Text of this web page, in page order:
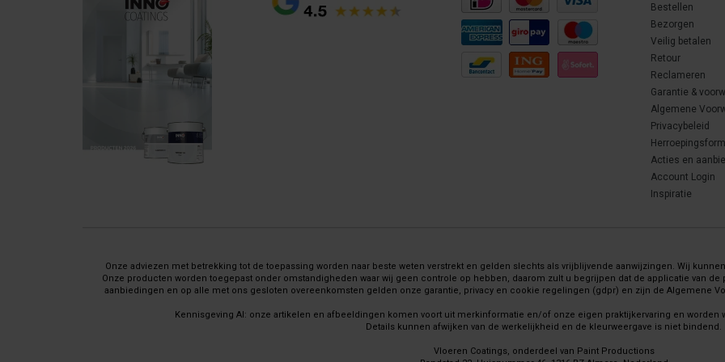
Bestellen
Bezorgen
Veilig betalen
Retour
Reclameren
Garantie &
Algemene
Privacybeleid
Acties en
Account Login
Inspiratie
Onze adviezen met betrekking tot de toepassing worden naar beste weten verstrekt en gelden slechts als vrijblijvende aanwijzingen. Wij
Onze producten worden toegepast onder omstandigheden waar wij geen controle op hebben, daarom zult u begrijpen dat de applicatie van
aanbiedingen en op alle met ons gesloten overeenkomsten gelden onze garantie, privacy en cookie regelingen (gdpr) en zijn de Algemene
Kennisgeving AI: onze artikelen en afbeeldingen komen voort uit merkinformatie en/of onze eigen praktijkervaring en worden
Details kunnen afwijken van de werkelijkheid en de kleurweergave is niet bindend.
Vloeren Coatings, onderdeel van Paint Productions